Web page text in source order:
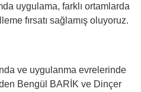
uygulama, farklı ortamlarda
fırsatı sağlamış oluyoruz.
ve uygulanma evrelerinde
Bengül BARİK ve Dinçer